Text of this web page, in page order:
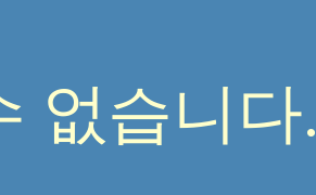
없습니다.